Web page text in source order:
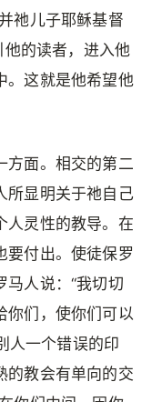
祂儿子耶稣基督
的读者，进入他
。这就是他希望他
方面。相交的第二
所显明关于祂自己
人灵性的教导。在
要付出。使徒保罗
马人说：“我切切
你们，使你们可以
人一个错误的印
的教会有单向的交